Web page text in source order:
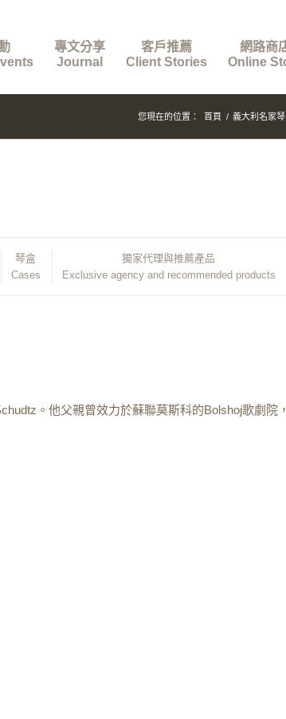
專文分享
Journal
客戶推薦
Client Stories
網路商
Online
您現在的位置： 首頁 / 義大利名家琴
琴盒
Cases
獨家代理與推薦產品
Exclusive agency and recommended products
。他父親曾效力於蘇聯莫斯科的Bolshoj歌劇院